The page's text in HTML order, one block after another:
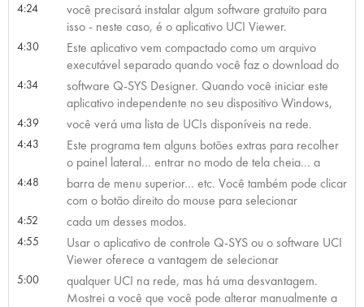
4:24
você precisará instalar algum software gratuito para
isso - neste caso, é o aplicativo UCI Viewer.
4:30
Este aplicativo vem compactado como um arquivo
executável separado quando você faz o download do
4:34
software Q-SYS Designer. Quando você iniciar este
aplicativo independente no seu dispositivo Windows,
4:39 você verá uma lista de UCIs disponíveis na rede.
4:43
Este programa tem alguns botões extras para recolher
o painel lateral… entrar no modo de tela cheia… a
4:48
barra de menu superior… etc. Você também pode clicar
com o botão direito do mouse para selecionar
4:52 cada um desses modos.
4:55
Usar o aplicativo de controle Q-SYS ou o software UCI
Viewer oferece a vantagem de selecionar
5:00
qualquer UCI na rede, mas há uma desvantagem.
Mostrei a você que você pode alterar manualmente a